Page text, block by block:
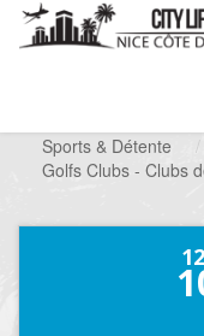
Sports & Détente
/
Golfs Clubs - Clubs
12